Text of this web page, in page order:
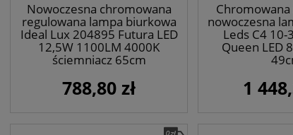
Nowoczesna chromowana
regulowana lampa biurkowa
Ideal Lux 204895 Futura LED
12,5W 1100LM 4000K
ściemniacz 65cm
788,80 zł
nowoczesna
Leds C4
Queen LED
1